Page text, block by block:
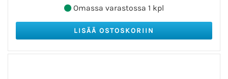
Omassa varastossa 1 kpl